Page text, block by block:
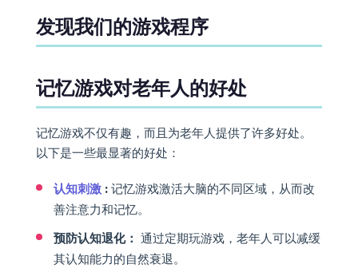
发现我们的游戏程序
记忆游戏对老年人的好处
记忆游戏不仅有趣，而且为老年人提供了许多好处。
以下是一些最显著的好处：
认知刺激:记忆游戏激活大脑的不同区域，从而改
善注意力和记忆。
预防认知退化： 通过定期玩游戏，老年人可以减缓
其认知能力的自然衰退。